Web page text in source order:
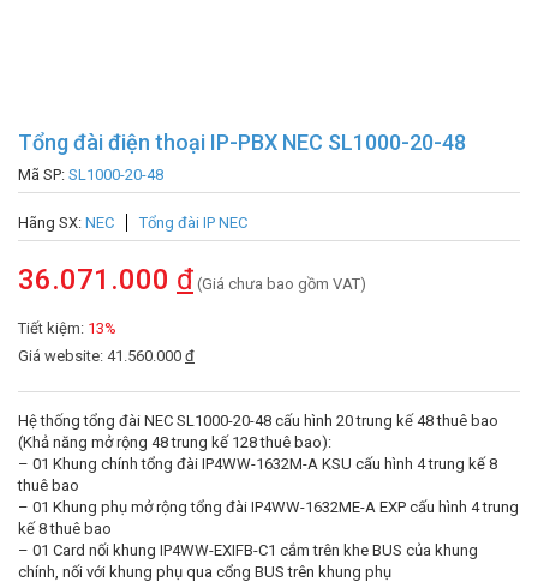
Tổng đài điện thoại IP-PBX NEC SL1000-20-48
Mã SP: SL1000-20-48
Hãng SX: NEC Tổng đài IP NEC
36.071.000 đ (Giá chưa bao gồm VAT)
Tiết kiệm: 13%
Giá website: 41.560.000 đ
Hệ thống tổng đài NEC SL1000-20-48 cấu hình 20 trung kế 48 thuê bao
(Khả năng mở rộng 48 trung kế 128 thuê bao):
– 01 Khung chính tổng đài IP4WW-1632M-A KSU cấu hình 4 trung kế 8
thuê bao
– 01 Khung phụ mở rộng tổng đài IP4WW-1632ME-A EXP cấu hình 4 trung
kế 8 thuê bao
– 01 Card nối khung IP4WW-EXIFB-C1 cắm trên khe BUS của khung
chính, nối với khung phụ qua cổng BUS trên khung phụ